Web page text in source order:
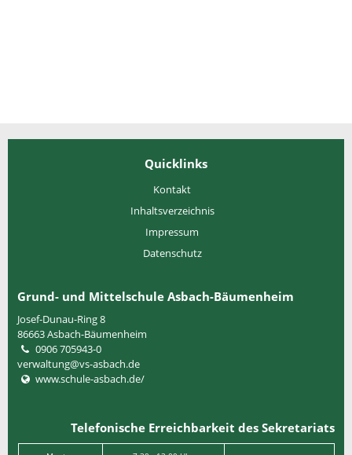
Quicklinks
Kontakt
Inhaltsverzeichnis
Impressum
Datenschutz
Grund- und Mittelschule Asbach-Bäumenheim
Josef-Dunau-Ring 8
86663Asbach-Bäumenheim
0906 705943-0
verwaltung@vs-asbach.de
www.schule-asbach.de/
Telefonische Erreichbarkeit des Sekretariats